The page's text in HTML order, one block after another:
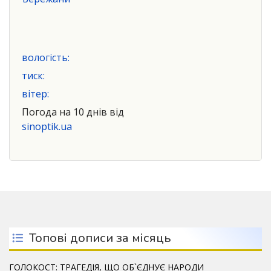
вологість:
тиск:
вітер:
Погода на 10 днів від
sinoptik.ua
Топові дописи за місяць
ГОЛОКОСТ: ТРАГЕДІЯ, ЩО ОБ`ЄДНУЄ НАРОДИ